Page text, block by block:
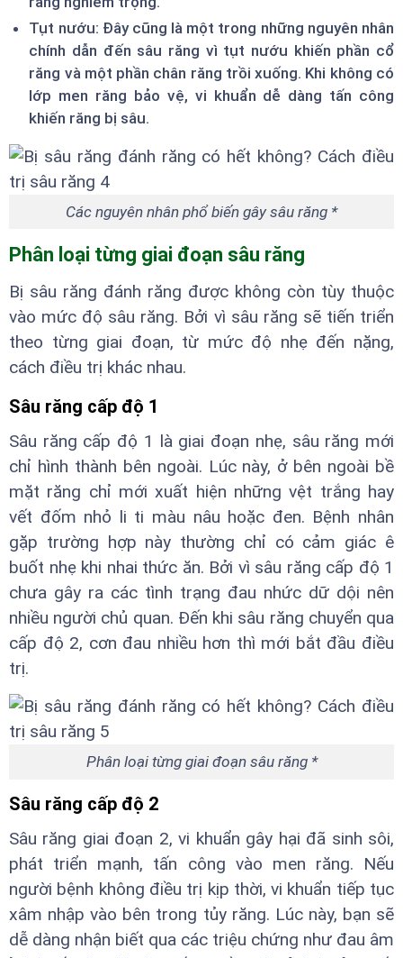
Tụt nướu: Đây cũng là một trong những nguyên nhân
chính dẫn đến sâu răng vì tụt nướu khiến phần cổ
răng và một phần chân răng trồi xuống. Khi không có
lớp men răng bảo vệ, vi khuẩn dễ dàng tấn công
khiến răng bị sâu.
Các nguyên nhân phổ biến gây sâu răng *
Phân loại từng giai đoạn sâu răng
Bị sâu răng đánh răng được không còn tùy thuộc
vào mức độ sâu răng. Bởi vì sâu răng sẽ tiến triển
theo từng giai đoạn, từ mức độ nhẹ đến nặng,
cách điều trị khác nhau.
Sâu răng cấp độ 1
Sâu răng cấp độ 1 là giai đoạn nhẹ, sâu răng mới
chỉ hình thành bên ngoài. Lúc này, ở bên ngoài bề
mặt răng chỉ mới xuất hiện những vệt trắng hay
vết đốm nhỏ li ti màu nâu hoặc đen. Bệnh nhân
gặp trường hợp này thường chỉ có cảm giác ê
buốt nhẹ khi nhai thức ăn. Bởi vì sâu răng cấp độ 1
chưa gây ra các tình trạng đau nhức dữ dội nên
nhiều người chủ quan. Đến khi sâu răng chuyển qua
cấp độ 2, cơn đau nhiều hơn thì mới bắt đầu điều
trị.
Phân loại từng giai đoạn sâu răng *
Sâu răng cấp độ 2
Sâu răng giai đoạn 2, vi khuẩn gây hại đã sinh sôi,
phát triển mạnh, tấn công vào men răng. Nếu
người bệnh không điều trị kịp thời, vi khuẩn tiếp tục
xâm nhập vào bên trong tủy răng. Lúc này, bạn sẽ
dễ dàng nhận biết qua các triệu chứng như đau âm